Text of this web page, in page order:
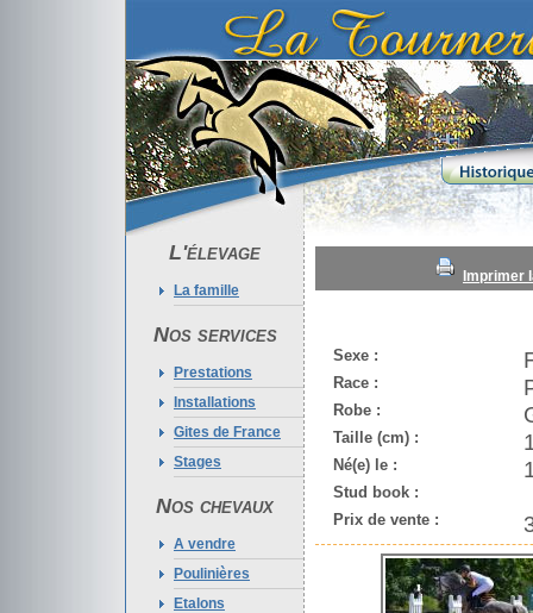
L'élevage
La famille
Nos services
Prestations
Installations
Gites de France
Stages
Nos chevaux
A vendre
Poulinières
Etalons
Imprimer
Sexe :
Race :
Robe :
Taille (cm) :
Né(e) le :
Stud book :
Prix de vente :